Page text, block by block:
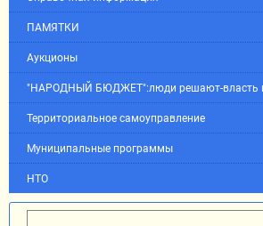
ПАМЯТКИ
Аукционы
"НАРОДНЫЙ БЮДЖЕТ":люди решают-власть
Территориальное самоуправление
Муниципальные программы
НТО